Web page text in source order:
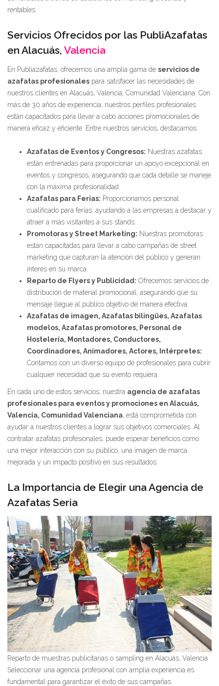
rentables.
Servicios Ofrecidos por las PubliAzafatas
en Alacuás, Valencia
En Publiazafatas, ofrecemos una amplia gama de servicios de
azafatas profesionales para satisfacer las necesidades de
nuestros clientes en Alacuás, Valencia, Comunidad Valenciana. Con
más de 30 años de experiencia, nuestros perfiles profesionales
están capacitados para llevar a cabo acciones promocionales de
manera eficaz y eficiente. Entre nuestros servicios, destacamos:
Azafatas de Eventos y Congresos: Nuestras azafatas
están entrenadas para proporcionar un apoyo excepcional en
eventos y congresos, asegurando que cada detalle se maneje
con la máxima profesionalidad.
Azafatas para Ferias: Proporcionamos personal
cualificado para ferias, ayudando a las empresas a destacar y
atraer a más visitantes a sus stands.
Promotoras y Street Marketing: Nuestras promotoras
están capacitadas para llevar a cabo campañas de street
marketing que capturan la atención del público y generan
interés en su marca.
Reparto de Flyers y Publicidad: Ofrecemos servicios de
distribución de material promocional, asegurando que su
mensaje llegue al público objetivo de manera efectiva.
Azafatas de imagen, Azafatas bilingües, Azafatas
modelos, Azafatas promotores, Personal de
Hostelería, Montadores, Conductores,
Coordinadores, Animadores, Actores, Intérpretes:
Contamos con un diverso equipo de profesionales para cubrir
cualquier necesidad que su evento requiera.
En cada uno de estos servicios, nuestra agencia de azafatas
profesionales para eventos y promociones en Alacuás,
Valencia, Comunidad Valenciana, está comprometida con
ayudar a nuestros clientes a lograr sus objetivos comerciales. Al
contratar azafatas profesionales, puede esperar beneficios como
una mejor interacción con su público, una imagen de marca
mejorada y un impacto positivo en sus resultados.
La Importancia de Elegir una Agencia de
Azafatas Seria
Reparto de muestras publicitarias o sampling en Alacuás, Valencia
Seleccionar una agencia profesional con amplia experiencia es
fundamental para garantizar el éxito de sus campañas